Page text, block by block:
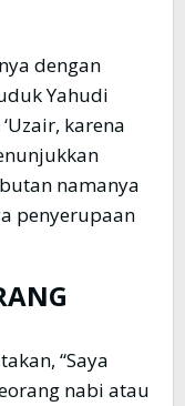
dengan
karena
namanya
penyerupaan
nabi atau